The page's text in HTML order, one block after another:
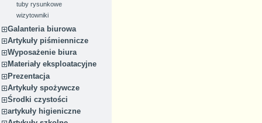
tuby rysunkowe
wizytowniki
Galanteria biurowa
Artykuły piśmiennicze
Wyposażenie biura
Materiały eksploatacyjne
Prezentacja
Artykuły spożywcze
Środki czystości
artykuły higieniczne